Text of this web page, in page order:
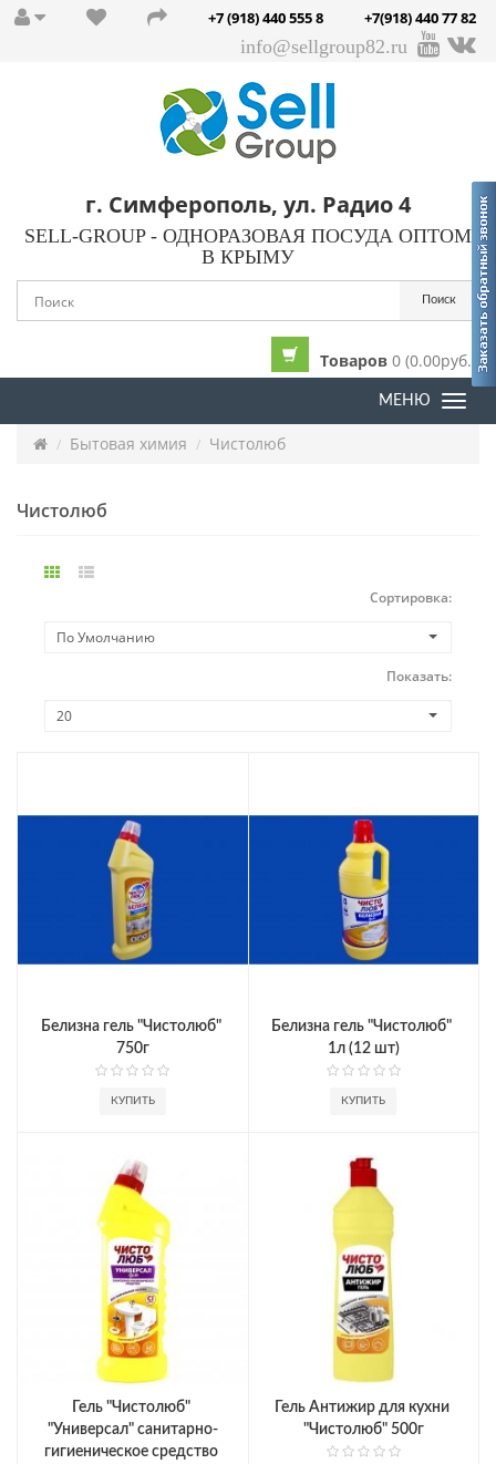
+7 (918) 440 555 8 +7(918) 440 77 82
info@sellgroup82.ru
г. Симферополь, ул. Радио 4
SELL-GROUP - ОДНОРАЗОВАЯ ПОСУДА ОПТОМ
В КРЫМУ
Поиск
Товаров 0 (0.00руб.)
МЕНЮ
Бытовая химия Чистолюб
Чистолюб
Сортировка:
По Умолчанию
Показать:
20
Белизна гель "Чистолюб"
750г
КУПИТЬ
Белизна гель "Чистолюб"
1л (12 шт)
КУПИТЬ
Гель "Чистолюб"
"Универсал" санитарно-
гигиеническое средство
Гель Антижир для кухни
"Чистолюб" 500г